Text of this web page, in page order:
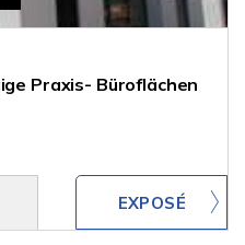
Praxis- Büroflächen